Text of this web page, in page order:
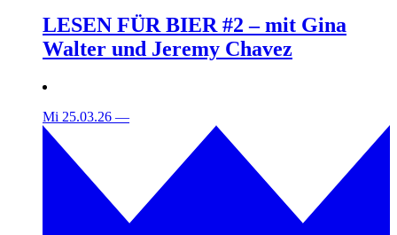
LESEN FÜR BIER #2 – mit Gina
Walter und Jeremy Chavez
Mi 25.03.26 —